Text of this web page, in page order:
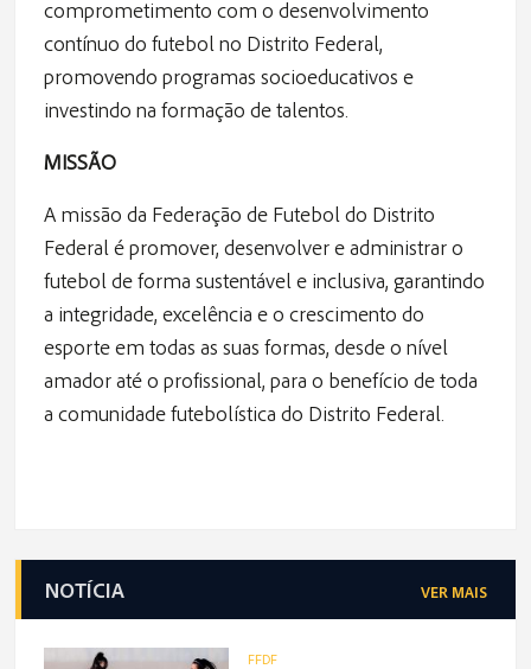
comprometimento com o desenvolvimento
contínuo do futebol no Distrito Federal,
promovendo programas socioeducativos e
investindo na formação de talentos.
MISSÃO
A missão da Federação de Futebol do Distrito
Federal é promover, desenvolver e administrar o
futebol de forma sustentável e inclusiva, garantindo
a integridade, excelência e o crescimento do
esporte em todas as suas formas, desde o nível
amador até o profissional, para o benefício de toda
a comunidade futebolística do Distrito Federal.
NOTÍCIA VER MAIS
FFDF